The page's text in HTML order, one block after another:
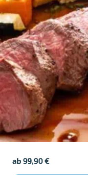
ab99,90€